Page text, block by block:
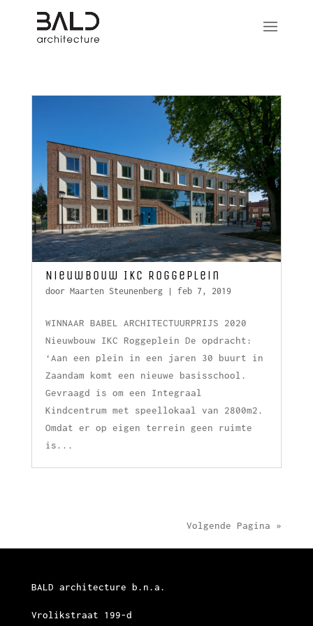
Nieuwbouw IKC Roggeplein
door Maarten Steunenberg| feb 7, 2019
WINNAAR BABEL ARCHITECTUURPRIJS 2020
Nieuwbouw IKC Roggeplein De opdracht:
‘Aan een plein in een jaren 30 buurt in
Zaandam komt een nieuwe basisschool.
Gevraagd is om een Integraal
Kindcentrum met speellokaal van 2800m2.
Omdat er op eigen terrein geen ruimte
is...
Volgende Pagina »
BALD architecture b.n.a.
Vrolikstraat 199-d